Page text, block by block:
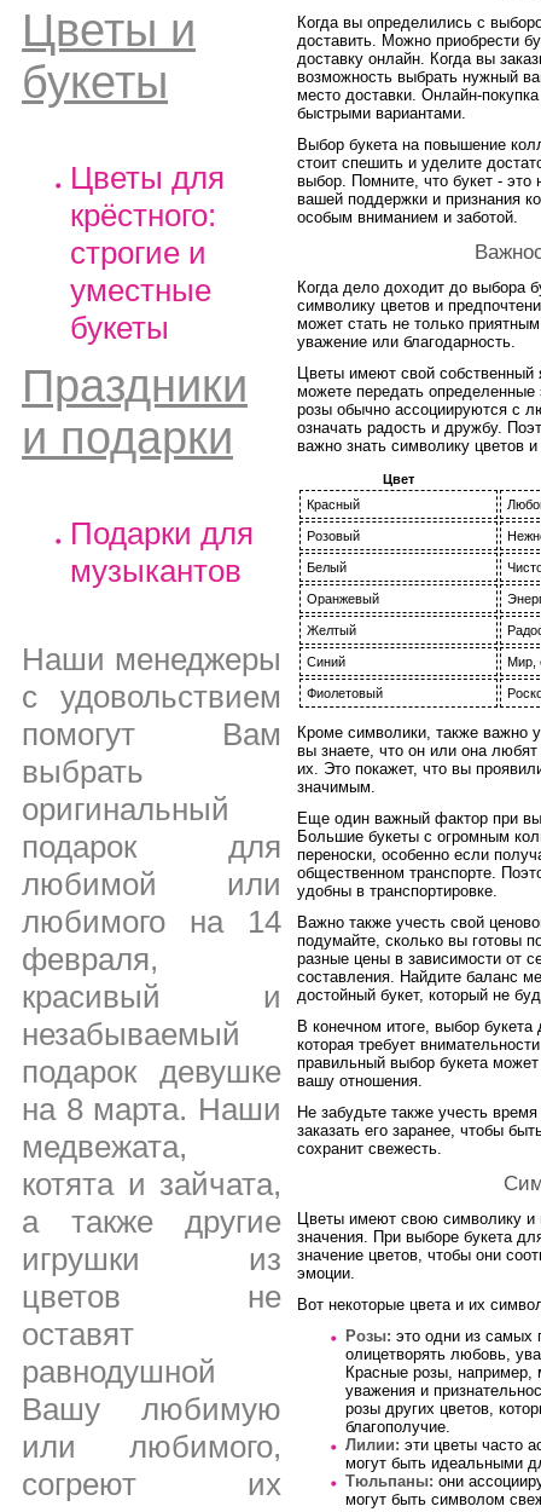
Цветы и
букеты
Цветы для
крёстного:
строгие и
уместные
букеты
Праздники
и подарки
Подарки для
музыкантов
Наши менеджеры
с удовольствием
помогут Вам
выбрать
оригинальный
подарок для
любимой или
любимого на 14
февраля,
красивый и
незабываемый
подарок девушке
на 8 марта. Наши
медвежата,
котята и зайчата,
а также другие
игрушки из
цветов не
оставят
равнодушной
Вашу любимую
или любимого,
согреют их
Когда вы определились с
доставить. Можно приобрести
доставку онлайн. Когда вы
возможность выбрать нужный
место доставки. Онлайн-
быстрыми вариантами.
Выбор букета на повышение
стоит спешить и уделите
выбор. Помните, что букет - это
вашей поддержки и признания
особым вниманием и заботой.
Когда дело доходит до выбора
символику цветов и
может стать не только
уважение или благодарность.
Цветы имеют свой собственный
можете передать
розы обычно ассоциируются с
означать радость и дружбу.
важно знать символику цветов
Цвет
Красный
Розовый
Белый
Оранжевый
Желтый
Синий Мир,
Фиолетовый
Кроме символики, также важно
вы знаете, что он или она
их. Это покажет, что вы
значимым.
Еще один важный фактор при
Большие букеты с огромным
переноски, особенно если
общественном транспорте.
удобны в транспортировке.
Важно также учесть свой
подумайте, сколько вы готовы
разные цены в зависимости от
составления. Найдите баланс
достойный букет, который не
В конечном итоге, выбор
которая требует
правильный выбор букета
вашу отношения.
Не забудьте также учесть
заказать его заранее, чтобы
сохранит свежесть.
Цветы имеют свою символику и
значения. При выборе букета
значение цветов, чтобы они
эмоции.
Вот некоторые цвета и их
Розы: это одни из самых
олицетворять любовь,
Красные розы,
уважения и
розы других цветов,
благополучие.
Лилии: эти цветы часто
могут быть идеальными
Тюльпаны: они
могут быть символом